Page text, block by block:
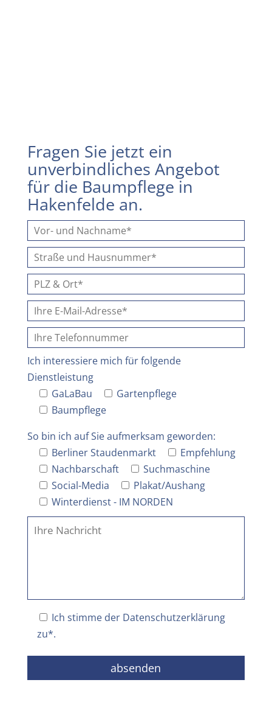
Fragen Sie jetzt ein
unverbindliches Angebot
für die Baumpflege in
Hakenfelde an.
Ich interessiere mich für folgende
Dienstleistung
GaLaBau
Gartenpflege
Baumpflege
So bin ich auf Sie aufmerksam geworden:
Berliner Staudenmarkt
Empfehlung
Nachbarschaft
Suchmaschine
Social-Media
Plakat/Aushang
Winterdienst - IM NORDEN
Ich stimme der Datenschutzerklärung
zu*.